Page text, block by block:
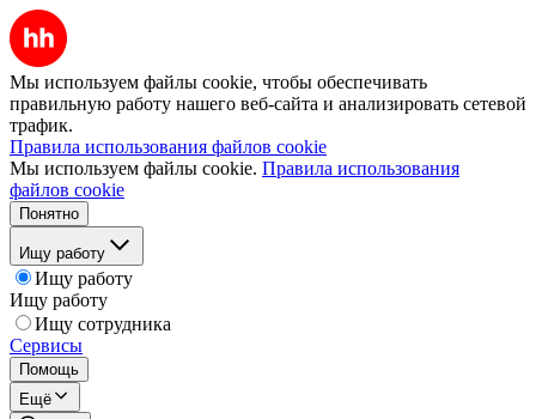
Мы используем файлы cookie, чтобы обеспечивать
правильную работу нашего веб-сайта и анализировать сетевой
трафик.
Правила использования файлов cookie
Мы используем файлы cookie. Правила использования
файлов cookie
Понятно
Ищу работу
Ищу работу
Ищу работу
Ищу сотрудника
Сервисы
Помощь
Ещё